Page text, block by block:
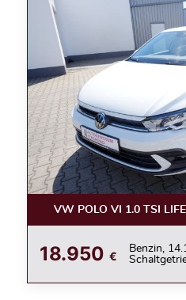
VW POLO VI 1.0 TSI
18.950 €
Benzin,